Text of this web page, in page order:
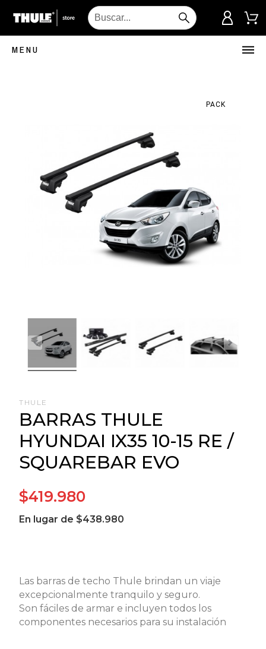
MENU
PACK
THULE
BARRAS THULE
HYUNDAI IX35 10-15 RE /
SQUAREBAR EVO
$419.980
En lugar de $438.980
Las barras de techo Thule brindan un viaje
excepcionalmente tranquilo y seguro.
Son fáciles de armar e incluyen todos los
componentes necesarios para su instalación